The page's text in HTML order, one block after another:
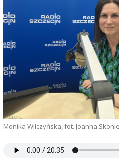
Monika Wilczyńska, fot. Joanna